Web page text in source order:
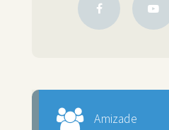
Amizade